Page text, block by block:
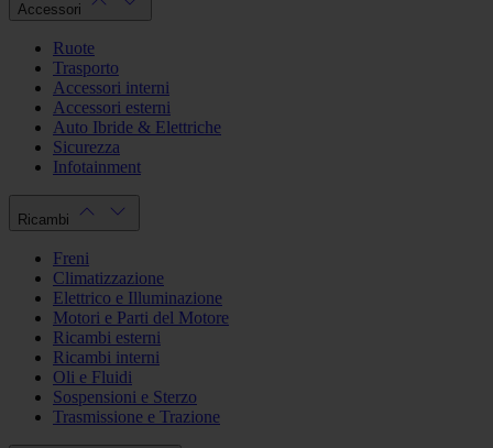
Accessori
Ruote
Trasporto
Accessori interni
Accessori esterni
Auto Ibride & Elettriche
Sicurezza
Infotainment
Ricambi
Freni
Climatizzazione
Elettrico e Illuminazione
Motori e Parti del Motore
Ricambi esterni
Ricambi interni
Oli e Fluidi
Sospensioni e Sterzo
Trasmissione e Trazione